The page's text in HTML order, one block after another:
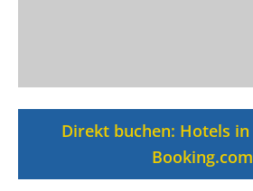
Direkt buchen: Hotels in
Booking.com